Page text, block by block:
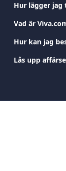
Hur lägger jag
Vad är
Hur kan jag